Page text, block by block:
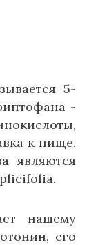
5-
-
к пище.
являются
нашему
его